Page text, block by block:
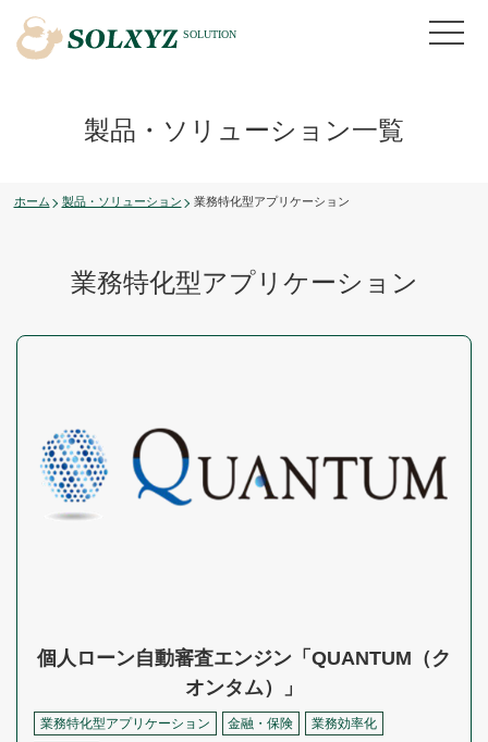
製品・ソリューション一覧
ホーム 製品・ソリューション 業務特化型アプリケーション
業務特化型アプリケーション
個人ローン自動審査エンジン「QUANTUM（ク
オンタム）」
業務特化型アプリケーション 金融・保険
業務効率化